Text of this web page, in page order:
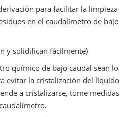
para facilitar la limpieza
en el caudalímetro de bajo
y solidifican fácilmente)
químico de bajo caudal sean lo
evitar la cristalización del líquido
a cristalizarse, tome medidas